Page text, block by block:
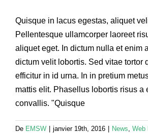
Quisque in lacus egestas, aliquet
Pellentesque ullamcorper laoreet
aliquet eget. In dictum nulla et enim
dictum velit lobortis. Sed vitae tortor
efficitur in id urna. In in pretium
mattis elit. Phasellus lobortis risus a
convallis. "Quisque
De EMSW | janvier 19th, 2016 | News Web